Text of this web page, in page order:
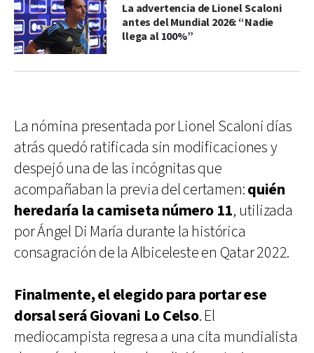
La advertencia de Lionel Scaloni
antes del Mundial 2026: “Nadie
llega al 100%”
La nómina presentada por Lionel Scaloni días
atrás quedó ratificada sin modificaciones y
despejó una de las incógnitas que
acompañaban la previa del certamen:quién
heredaría la camiseta número 11, utilizada
por Ángel Di María durante la histórica
consagración de la Albiceleste en Qatar 2022.
Finalmente, el elegido para portar ese
dorsal será Giovani Lo Celso. El
mediocampista regresa a una cita mundialista